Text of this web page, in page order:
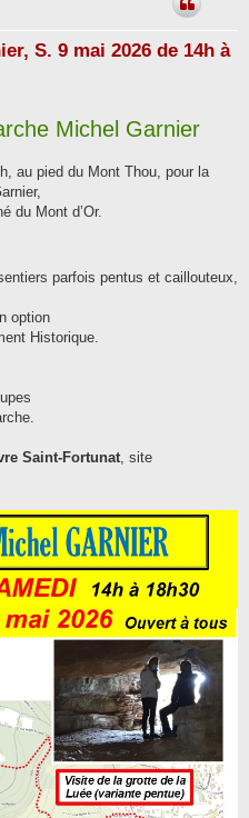
S. 9 mai 2026 de 14h à
Michel Garnier
au pied du Mont Thou, pour la
du Mont d’Or.
parfois pentus et caillouteux,
option
Historique.
Saint-Fortunat, site